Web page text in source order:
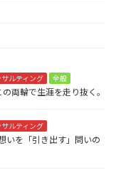
ルティング 全般
両輪で生涯を走り抜く。
ルティング
いを「引き出す」問いの